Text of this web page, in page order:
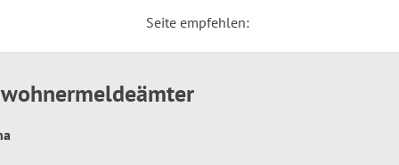
Seite empfehlen: